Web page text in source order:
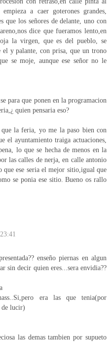
a caer goterones grandes,
que los señores de delante, uno con
dice que fueramos lento,en
la virgen, que es del pueblo, se
el y palante, con prisa, que un trono
se moje, aunque ese señor no le
para que ponen en la programacion
quien pensaria eso?
la feria, yo me la paso bien con
el ayuntamiento traiga actuaciones,
lo que se hecha de menos en la
las calles de nerja, en calle antonio
ese seria el mejor sitio,igual que
se ponia ese sitio. Bueno os rallo
enseño piernas en algun
sin decir quien eres...sera envidia??
era las que tenia(por
de lucir)
las demas tambien por supueto